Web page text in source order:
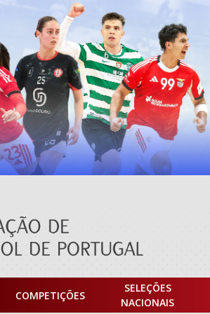
COMPETIÇÕES
SELEÇÕES
NACIONAIS